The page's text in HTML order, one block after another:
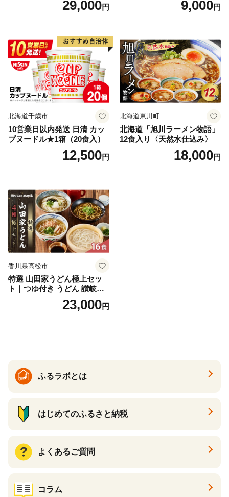
29,000円 9,000円
北海道千歳市
10営業日以内発送 日清 カッ
プヌードル★1箱（20食入）
12,500円
北海道東川町
北海道「旭川ラーメン物語」
12食入り〈天然水仕込み〉
18,000円
香川県高松市
特選 山田家うどん極上セッ
ト｜つゆ付き うどん 讃岐う
どん さぬきうどん 生麵 うど
んセット カレーうどん 生う
23,000円
ふるラボとは
はじめてのふるさと納税
よくあるご質問
コラム